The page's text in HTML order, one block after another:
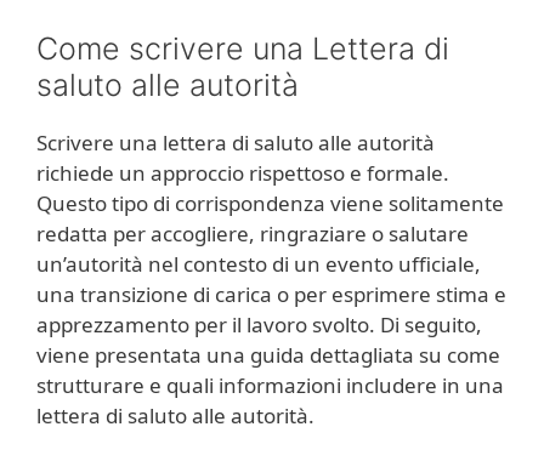
Come scrivere una Lettera di
saluto alle autorità
Scrivere una lettera di saluto alle autorità
richiede un approccio rispettoso e formale.
Questo tipo di corrispondenza viene solitamente
redatta per accogliere, ringraziare o salutare
un’autorità nel contesto di un evento ufficiale,
una transizione di carica o per esprimere stima e
apprezzamento per il lavoro svolto. Di seguito,
viene presentata una guida dettagliata su come
strutturare e quali informazioni includere in una
lettera di saluto alle autorità.